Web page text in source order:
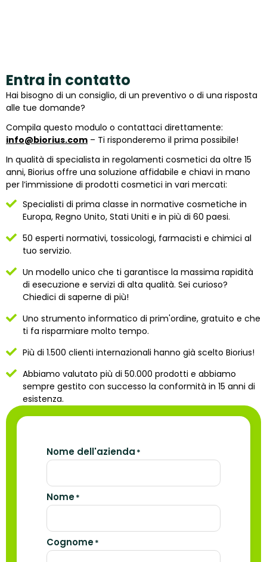
Entra in contatto
Hai bisogno di un consiglio, di un preventivo o di una risposta
alle tue domande?
Compila questo modulo o contattaci direttamente:
info@biorius.com – Ti risponderemo il prima possibile!
In qualità di specialista in regolamenti cosmetici da oltre 15
anni, Biorius offre una soluzione affidabile e chiavi in mano
per l’immissione di prodotti cosmetici in vari mercati:
Specialisti di prima classe in normative cosmetiche in
Europa, Regno Unito, Stati Uniti e in più di 60 paesi.
50 esperti normativi, tossicologi, farmacisti e chimici al
tuo servizio.
Un modello unico che ti garantisce la massima rapidità
di esecuzione e servizi di alta qualità. Sei curioso?
Chiedici di saperne di più!
Uno strumento informatico di prim'ordine, gratuito e che
ti fa risparmiare molto tempo.
Più di 1.500 clienti internazionali hanno già scelto Biorius!
Abbiamo valutato più di 50.000 prodotti e abbiamo
sempre gestito con successo la conformità in 15 anni di
esistenza.
Nome dell'azienda *
Nome*
Cognome*